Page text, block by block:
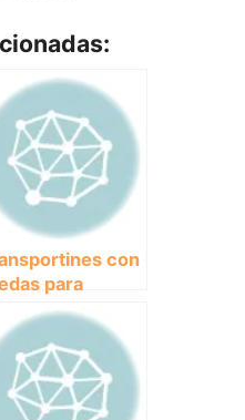
con
para
movilidad
comodidad en
viajes juntos